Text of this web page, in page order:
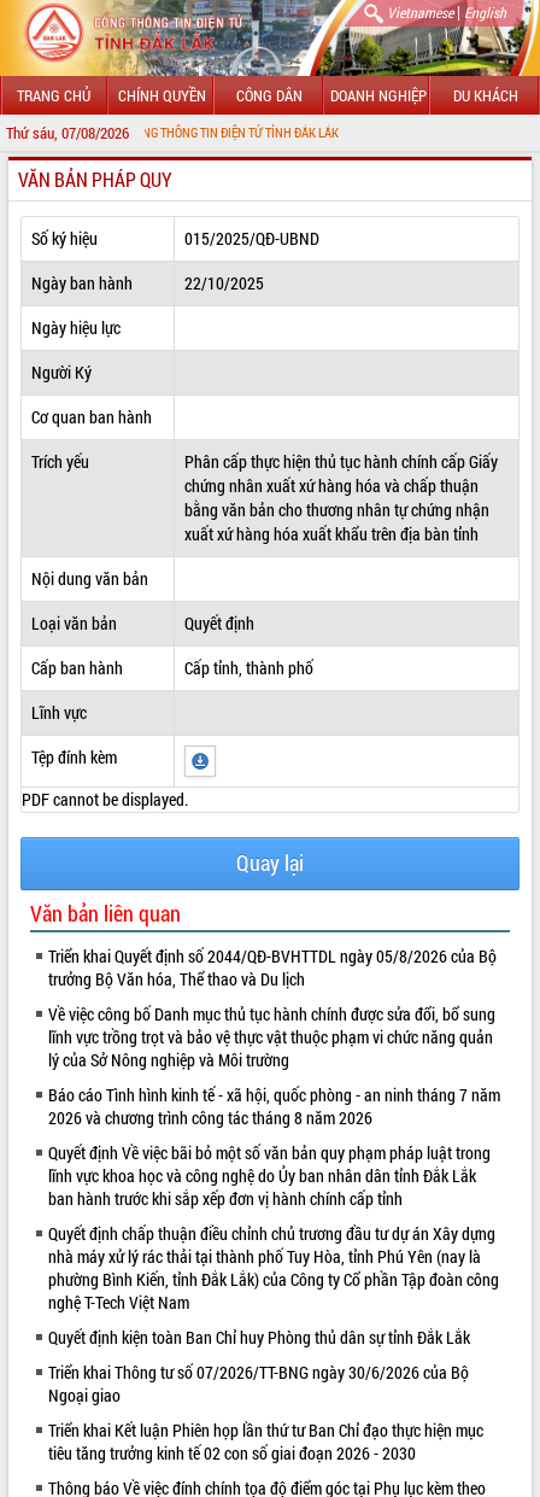
Vietnamese| English
TRANG CHỦ CHÍNH QUYỀN CÔNG DÂN DOANH NGHIỆP DU KHÁCH
Thứ sáu, 07/08/2026
ĐẾN VỚI CỔNG THÔNG TIN ĐIỆN TỬ TỈNH ĐẮK LẮK
GIỚI THIỆU
LÃNH ĐẠO UBND TỈNH
TIN TỨC SỰ KIỆN
SỞ, BAN, NGÀNH
UBND CÁC XÃ, PHƯỜNG
THÔNG TIN CHỈ ĐẠO ĐIỀU HÀNH
HỆ THỐNG VĂN BẢN
ĐIỂM TIN VĂN BẢN
QUY HOẠCH - KẾ HOẠCH
VIDEO
Loading the player...
Khám bệnh, cấp phát thuốc miễn phí
và tặng quà người dân xã Cư Pui
Hội nghị UBND tỉnh Đắk Lắk thường kỳ
tháng 7/2026
Lễ truy tặng danh hiệu “Bà Mẹ Việt
Nam Anh hùng” và trao Huân chương
Lao động
UBND tỉnh Đắk Lắk triển khai nhiệm
vụ 6 tháng cuối năm 2026
Kỳ họp thứ Hai, Hội đồng nhân dân
tỉnh khóa XI quyết nghị nhiều nội dung
quan trọng
ALBUM ẢNH
VĂN BẢN PHÁP QUY
Số ký hiệu
015/2025/QĐ-UBND
Ngày ban hành
22/10/2025
Ngày hiệu lực
Người Ký
Cơ quan ban hành
Trích yếu
Phân cấp thực hiện thủ tục hành chính cấp Giấy
chứng nhân xuất xứ hàng hóa và chấp thuận
bằng văn bản cho thương nhân tự chứng nhận
xuất xứ hàng hóa xuất khẩu trên địa bàn tỉnh
Nội dung văn bản
Loại văn bản
Quyết định
Cấp ban hành
Cấp tỉnh, thành phố
Lĩnh vực
Tệp đính kèm
PDF cannot be displayed.
Quay lại
Văn bản liên quan
Triển khai Quyết định số 2044/QĐ-BVHTTDL ngày 05/8/2026 của Bộ
trưởng Bộ Văn hóa, Thể thao và Du lịch
Về việc công bố Danh mục thủ tục hành chính được sửa đổi, bổ sung
lĩnh vực trồng trọt và bảo vệ thực vật thuộc phạm vi chức năng quản
lý của Sở Nông nghiệp và Môi trường
Báo cáo Tình hình kinh tế - xã hội, quốc phòng - an ninh tháng 7 năm
2026 và chương trình công tác tháng 8 năm 2026
Quyết định Về việc bãi bỏ một số văn bản quy phạm pháp luật trong
lĩnh vực khoa học và công nghệ do Ủy ban nhân dân tỉnh Đắk Lắk
ban hành trước khi sắp xếp đơn vị hành chính cấp tỉnh
Quyết định chấp thuận điều chỉnh chủ trương đầu tư dự án Xây dựng
nhà máy xử lý rác thải tại thành phố Tuy Hòa, tỉnh Phú Yên (nay là
phường Bình Kiến, tỉnh Đắk Lắk) của Công ty Cổ phần Tập đoàn công
nghệ T-Tech Việt Nam
Quyết định kiện toàn Ban Chỉ huy Phòng thủ dân sự tỉnh Đắk Lắk
Triển khai Thông tư số 07/2026/TT-BNG ngày 30/6/2026 của Bộ
Ngoại giao
Triển khai Kết luận Phiên họp lần thứ tư Ban Chỉ đạo thực hiện mục
tiêu tăng trưởng kinh tế 02 con số giai đoạn 2026 - 2030
Thông báo Về việc đính chính tọa độ điểm góc tại Phụ lục kèm theo